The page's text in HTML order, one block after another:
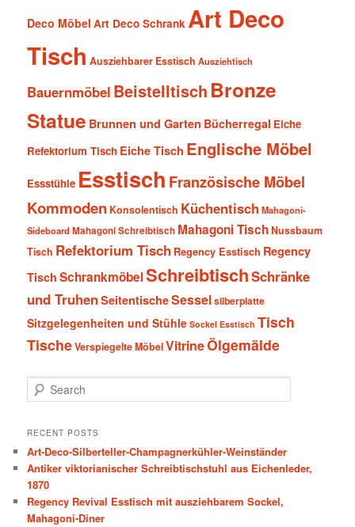
Deco Möbel Art Deco Schrank Art Deco
Tisch Ausziehbarer Esstisch Ausziehtisch
Bauernmöbel Beistelltisch Bronze
Statue Brunnen und Garten Bücherregal Eiche
Refektorium Tisch Eiche Tisch Englische Möbel
Essstühle Esstisch Französische Möbel
Kommoden Konsolentisch Küchentisch Mahagoni-
SideboardMahagoni Schreibtisch Mahagoni TischNussbaum
Tisch Refektorium Tisch Regency Esstisch Regency
Tisch SchrankmöbelSchreibtischSchränke
und TruhenSeitentischeSesselsilberplatte
Sitzgelegenheiten und Stühle Sockel Esstisch Tisch
TischeVerspiegelte MöbelVitrineÖlgemälde
e
r
h
RECENT POSTS
Art-Deco-Silberteller-Champagnerkühler-Weinständer
Antiker viktorianischer Schreibtischstuhl aus Eichenleder,
1870
Regency Revival Esstisch mit ausziehbarem Sockel,
Mahagoni-Diner